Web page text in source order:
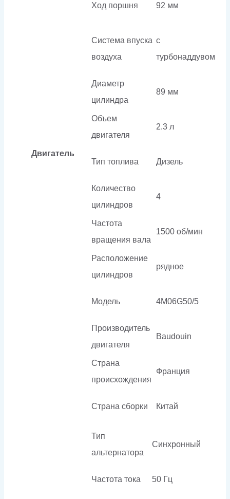
Двигатель
Ход поршня 92 мм
Система впуска
воздуха
с
турбонаддувом
Диаметр
цилиндра
89 мм
Объем
двигателя
2.3 л
Тип топлива Дизель
Количество
цилиндров
4
Частота
вращения вала
1500 об/мин
Расположение
цилиндров
рядное
Модель 4M06G50/5
Производитель
двигателя
Baudouin
Страна
происхождения
Франция
Страна сборки Китай
Тип
альтернатора
Синхронный
Частота тока 50 Гц